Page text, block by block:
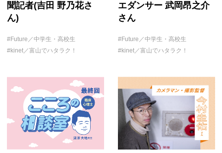
聞記者(吉田 野乃花さ
ん)
Future／中学生・高校生
kinet／富山でハタラク！
エダンサー 武岡昂之介
さん
Future／中学生・高校生
kinet／富山でハタラク！